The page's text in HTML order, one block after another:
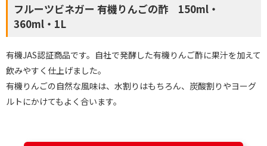
フルーツビネガー 有機りんごの酢 150ml・
360ml・1L
有機JAS認証商品です。自社で発酵した有機りんご酢に果汁を加えて
飲みやすく仕上げました。
有機りんごの自然な風味は、水割りはもちろん、炭酸割りやヨーグ
ルトにかけてもよく合います。